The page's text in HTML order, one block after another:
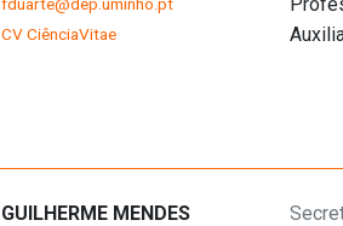
CV CiênciaVitae
GUILHERME MENDES